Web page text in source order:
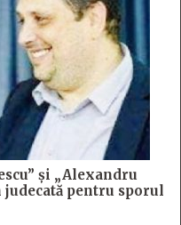
și „Alexandru
judecată pentru sporul